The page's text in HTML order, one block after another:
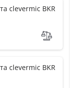
clevermic BKR
clevermic BKR